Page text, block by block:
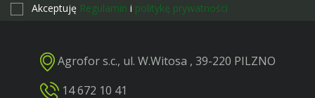
Akceptuję Regulamin i politykę prywatności
Agrofor s.c., ul. W.Witosa , 39-220 PILZNO
14 672 10 41